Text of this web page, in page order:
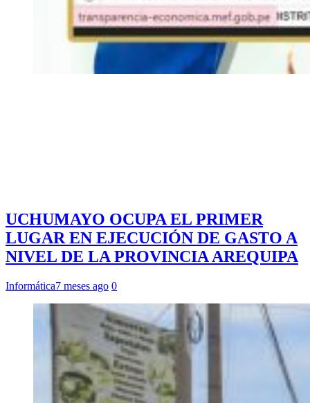
UCHUMAYO OCUPA EL PRIMER
LUGAR EN EJECUCIÓN DE GASTO A
NIVEL DE LA PROVINCIA AREQUIPA
Informática7 meses ago 0